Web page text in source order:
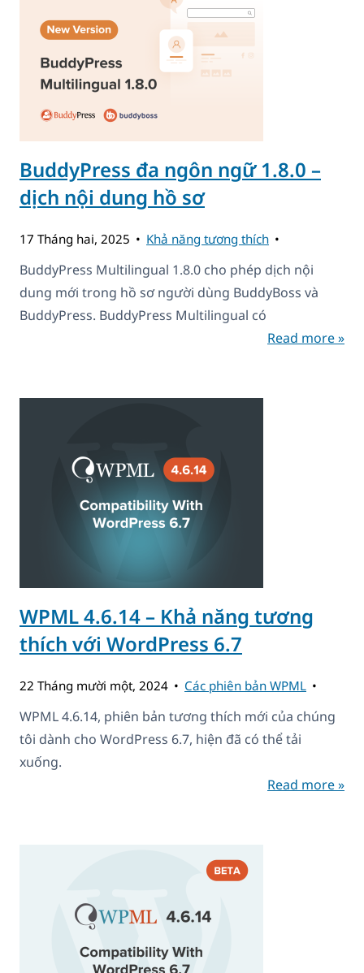
BuddyPress đa ngôn ngữ 1.8.0 –
dịch nội dung hồ sơ
17 Tháng hai, 2025 Khả năng tương thích
BuddyPress Multilingual 1.8.0 cho phép dịch nội
dung mới trong hồ sơ người dùng BuddyBoss và
BuddyPress. BuddyPress Multilingual có
Read more »
WPML 4.6.14 – Khả năng tương
thích với WordPress 6.7
22 Tháng mười một, 2024 Các phiên bản WPML
WPML 4.6.14, phiên bản tương thích mới của chúng
tôi dành cho WordPress 6.7, hiện đã có thể tải
xuống.
Read more »